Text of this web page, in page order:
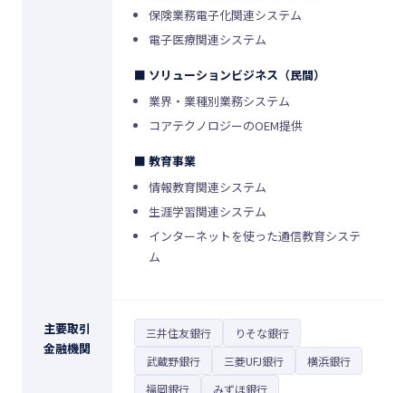
保険業務電子化関連システム
電子医療関連システム
■ ソリューションビジネス（民間）
業界・業種別業務システム
コアテクノロジーのOEM提供
■ 教育事業
情報教育関連システム
生涯学習関連システム
インターネットを使った通信教育システ
ム
主要取引
金融機関
三井住友銀行
りそな銀行
武蔵野銀行
三菱UFJ銀行
横浜銀行
福岡銀行
みずほ銀行